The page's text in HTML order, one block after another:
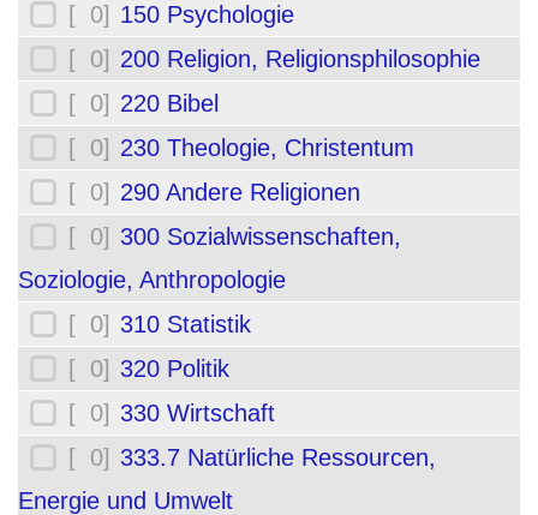
[ 0] 150 Psychologie
[ 0] 200 Religion, Religionsphilosophie
[ 0] 220 Bibel
[ 0] 230 Theologie, Christentum
[ 0] 290 Andere Religionen
[ 0] 300 Sozialwissenschaften,
Soziologie, Anthropologie
[ 0] 310 Statistik
[ 0] 320 Politik
[ 0] 330 Wirtschaft
[ 0] 333.7 Natürliche Ressourcen,
Energie und Umwelt